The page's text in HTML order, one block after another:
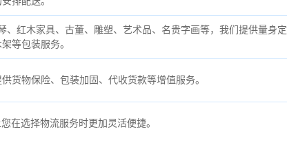
红木家具、古董、雕塑、艺术品、名贵字画等，我们提供量身定
等包装服务。
货物保险、包装加固、代收货款等增值服务。
在选择物流服务时更加灵活便捷。